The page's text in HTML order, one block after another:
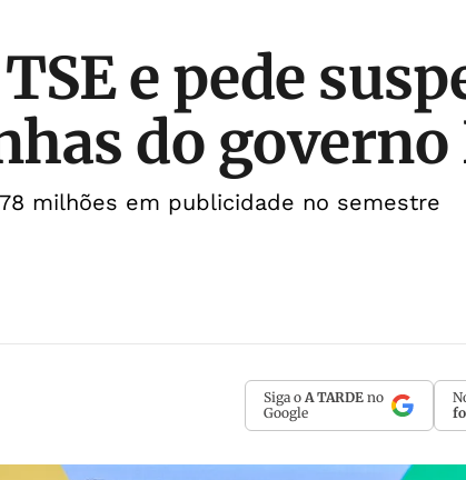
e pede
do
milhões em publicidade no semestre
Siga o A TARDE no
Google